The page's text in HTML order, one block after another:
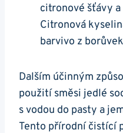
citronové šťávy
Citronová
barvivo z
Dalším účinným
použití směsi jedlé
s vodou do pasty a
Tento přírodní čistící